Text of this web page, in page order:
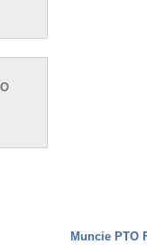
Muncie PTO